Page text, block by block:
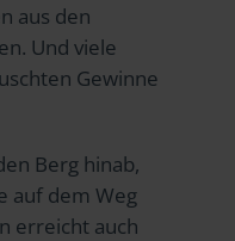
aus den
Und viele
Gewinne
Berg hinab,
auf dem Weg
erreicht auch